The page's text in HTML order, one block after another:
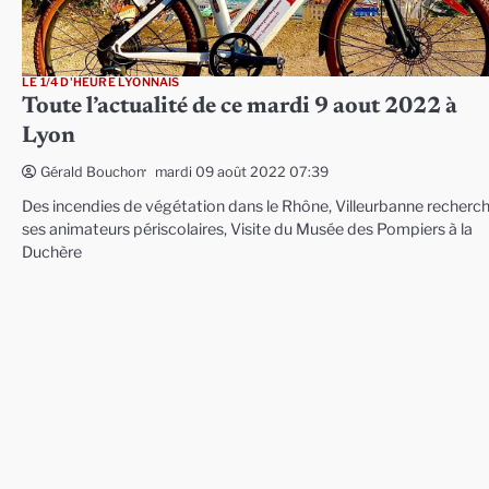
LE 1/4 D'HEURE LYONNAIS
Toute l’actualité de ce mardi 9 aout 2022 à
Lyon
Gérald Bouchon mardi 09 août 2022 07:39
Des incendies de végétation dans le Rhône, Villeurbanne
ses animateurs périscolaires, Visite du Musée des Pompiers à la
Duchère